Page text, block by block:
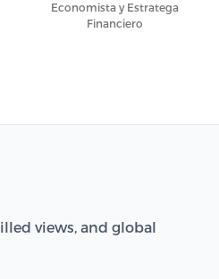
Economista y Estratega
Financiero
views, and global